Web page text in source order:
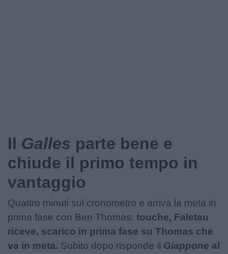
Il Galles parte bene e
chiude il primo tempo in
vantaggio
Quattro minuti sul cronometro e arriva la meta in
prima fase con Ben Thomas: touche, Faletau
riceve, scarico in prima fase su Thomas che
va in meta. Subito dopo risponde il Giappone al